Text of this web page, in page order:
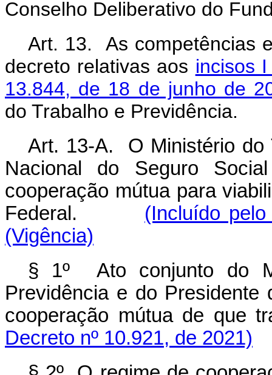
Conselho Deliberativo do
Art. 13. As competências
decreto relativas aos incisos
13.844, de 18 de junho de
do Trabalho e Previdência.
Art. 13-A. O Ministério do
Nacional do Seguro
cooperação mútua para
Federal. (Incluído
(Vigência)
§ 1º Ato conjunto do
Previdência e do
cooperação mútua de que
Decreto nº 10.921, de 2021)